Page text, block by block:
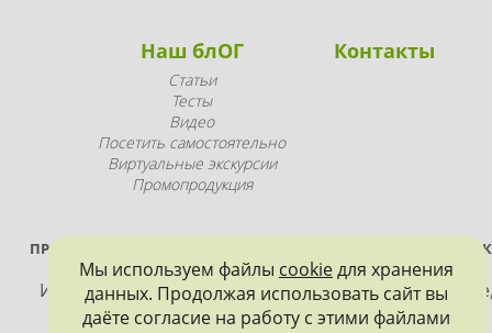
Наш блОГ
Статьи
Тесты
Видео
Посетить самостоятельно
Виртуальные экскурсии
Промопродукция
Контакты
ПРОЕКТ РЕАЛИЗУЕТСЯ ПРИ ПОДДЕРЖКЕ ПРАВИТЕЛЬСТВА
ПЕТЕРБУРГА
Использование материалов, размещенных на
допускается только с согласия правообладателя и
Мы используем файлы cookieдля хранения
данных. Продолжая использовать сайт вы
даёте согласие на работу с этими файлами